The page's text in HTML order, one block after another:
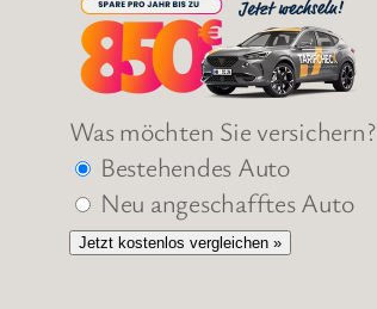
Was möchten Sie versichern?
Bestehendes Auto
Neu angeschafftes Auto
Jetzt kostenlos vergleichen »